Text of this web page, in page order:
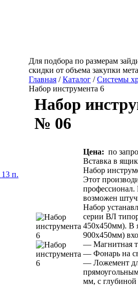
п.
Для подбора по размерам
скидки от объема закупки
Главная /Каталог /Системы
Набор инструмента 6
Набор
№ 06
Цена: по
Вставка в
Набор
Этот
возможен
Набор
серии ВЛ
450х450мм). В
900х450мм)
— Магнитная
— Фонарь на
— Ложемент
мм, с